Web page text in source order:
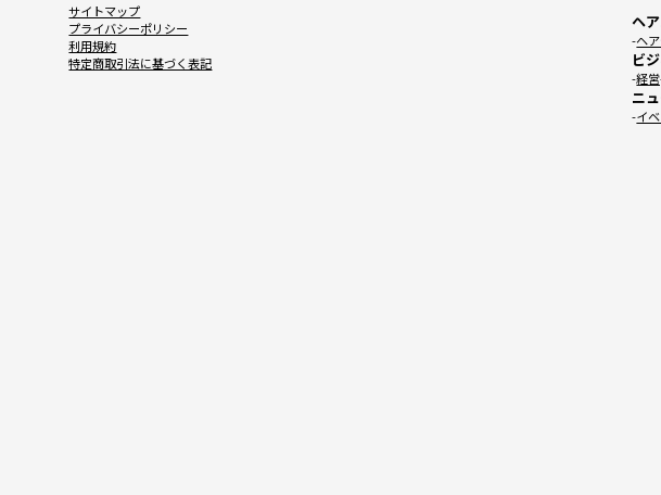
サイトマップ
プライバシーポリシー
利用規約
特定商取引法に基づく表記
ヘ
ヘ
ビ
経営
ニ
イ